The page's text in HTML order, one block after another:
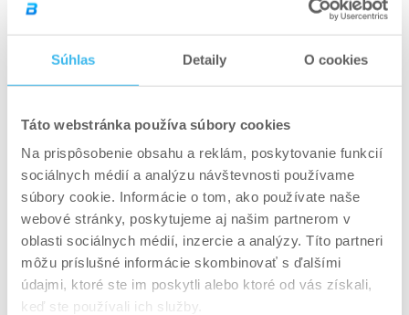
Súhlas Detaily O cookies
Táto webstránka používa súbory cookies
Na prispôsobenie obsahu a reklám, poskytovanie funkcií
sociálnych médií a analýzu návštevnosti používame
súbory cookie. Informácie o tom, ako používate naše
webové stránky, poskytujeme aj našim partnerom v
oblasti sociálnych médií, inzercie a analýzy. Títo partneri
môžu príslušné informácie skombinovať s ďalšími
údajmi, ktoré ste im poskytli alebo ktoré od vás získali,
keď ste používali ich služby.
vykonávanie cvikov s abdukciou a addukciou
zlepšuje rovnováhu medzi svalovými skupinami,
podporuje stabilitu kĺbov, prevenciu zranení a
zdravý rozsah pohybu.
na vonkajšie a vnútorné stehná, ramená alebo
zadok – teda pri cvikoch ako upazovanie s
jednoručkami, abdukcia na stroji, výpady do
strany či gumové pásy na posilnenie bedrových
svalov.
Tieto pohyby sú kľúčové aj v rehabilitácii, najmä
po zraneniach kolien alebo bedier. Na zlepšenie